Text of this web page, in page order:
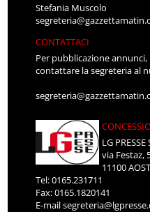
Stefania Muscolo
CONTATTACI
Per pubblicazione
contattare la segreteria al
LG PRESSE
via Festaz,
11100
Tel: 0165.231711
Fax: 0165.1820141
E-mail